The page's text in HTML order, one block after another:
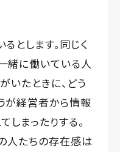
とします。同じく
緒に働いている人
いたときに、どう
が経営者から情報
しまったりする。
人たちの存在感は